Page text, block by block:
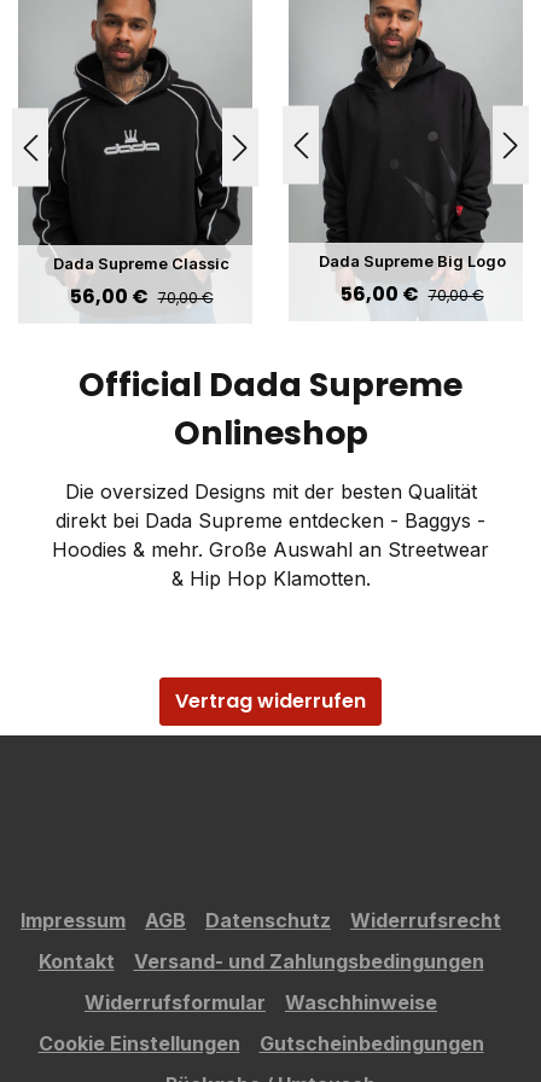
Dada Supreme Classic
Heavy Hoodie Black
Verkaufspreis:
56,00 € Regulärer Preis:
70,00 €
Dada Supreme Big Logo
Heavy Hoodie Black Ton in
Ton
Verkaufspreis:
56,00 € Regulärer Preis:
70,00 €
Official Dada Supreme
Onlineshop
Die oversized Designs mit der besten Qualität
direkt bei Dada Supreme entdecken - Baggys -
Hoodies & mehr. Große Auswahl an Streetwear
& Hip Hop Klamotten.
Vertrag widerrufen
Impressum AGB Datenschutz
Widerrufsrecht
Kontakt
Versand- und Zahlungsbedingungen
Widerrufsformular
Waschhinweise
Cookie Einstellungen
Gutscheinbedingungen